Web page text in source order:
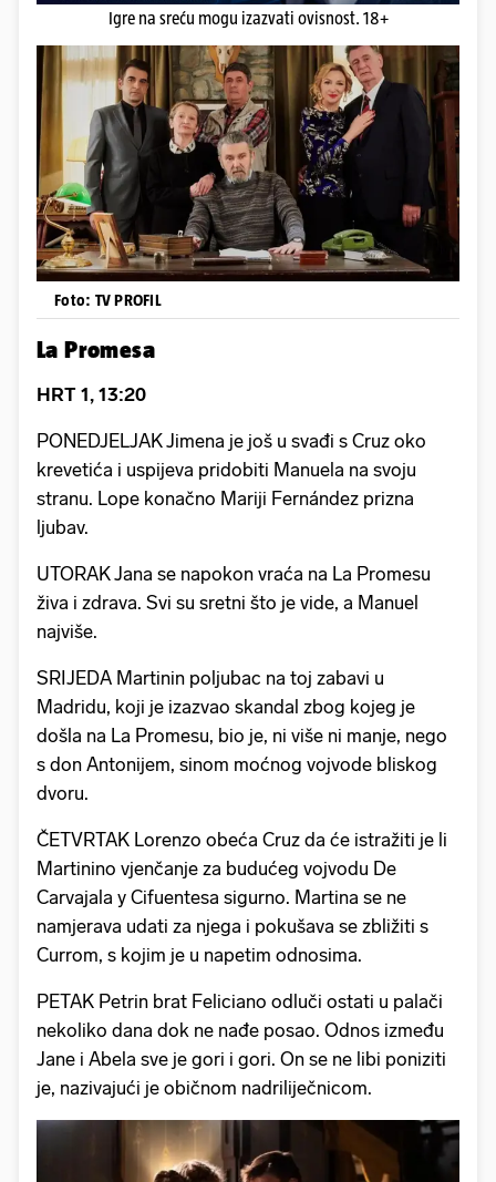
Igre na sreću mogu izazvati ovisnost. 18+
Foto: TV PROFIL
La Promesa
HRT 1, 13:20
PONEDJELJAK Jimena je još u svađi s Cruz oko
krevetića i uspijeva pridobiti Manuela na svoju
stranu. Lope konačno Mariji Fernández prizna
ljubav.
UTORAK Jana se napokon vraća na La Promesu
živa i zdrava. Svi su sretni što je vide, a Manuel
najviše.
SRIJEDA Martinin poljubac na toj zabavi u
Madridu, koji je izazvao skandal zbog kojeg je
došla na La Promesu, bio je, ni više ni manje, nego
s don Antonijem, sinom moćnog vojvode bliskog
dvoru.
ČETVRTAK Lorenzo obeća Cruz da će istražiti je li
Martinino vjenčanje za budućeg vojvodu De
Carvajala y Cifuentesa sigurno. Martina se ne
namjerava udati za njega i pokušava se zbližiti s
Currom, s kojim je u napetim odnosima.
PETAK Petrin brat Feliciano odluči ostati u palači
nekoliko dana dok ne nađe posao. Odnos između
Jane i Abela sve je gori i gori. On se ne libi poniziti
je, nazivajući je običnom nadriliječnicom.